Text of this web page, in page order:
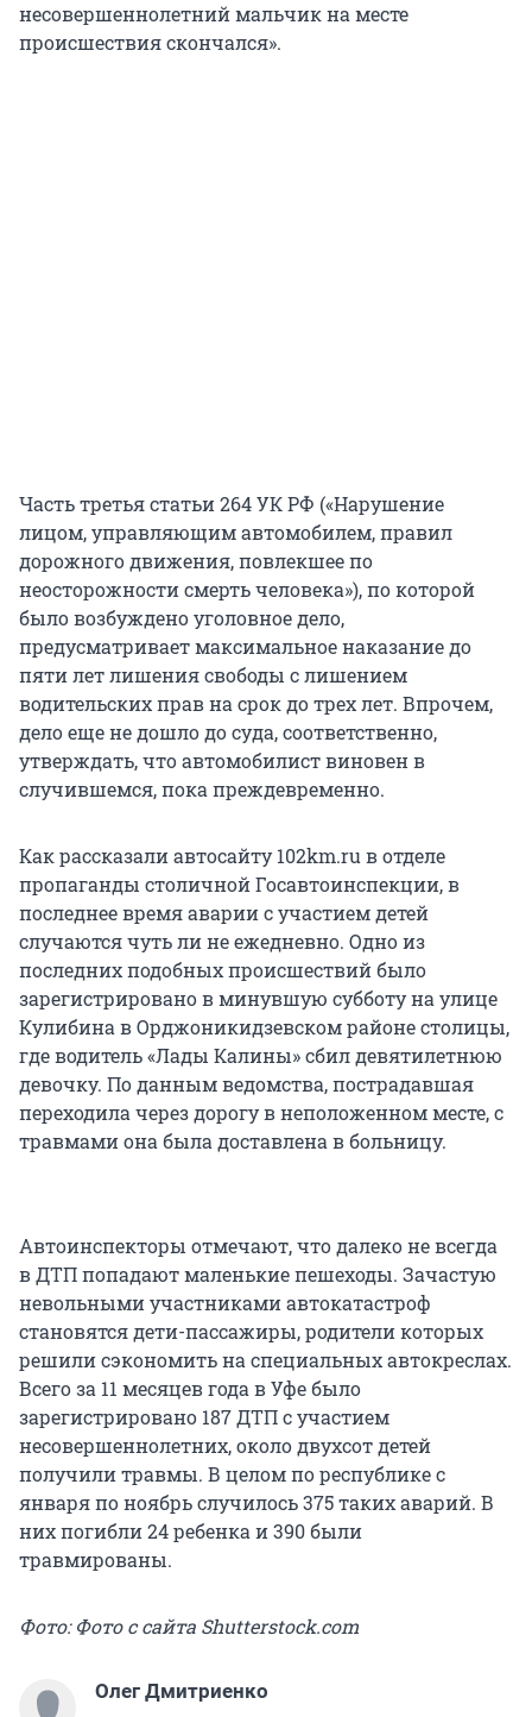
несовершеннолетний мальчик на месте
происшествия скончался».
Часть третья статьи 264 УК РФ («Нарушение
лицом, управляющим автомобилем, правил
дорожного движения, повлекшее по
неосторожности смерть человека»), по которой
было возбуждено уголовное дело,
предусматривает максимальное наказание до
пяти лет лишения свободы с лишением
водительских прав на срок до трех лет. Впрочем,
дело еще не дошло до суда, соответственно,
утверждать, что автомобилист виновен в
случившемся, пока преждевременно.
Как рассказали автосайту 102km.ru в отделе
пропаганды столичной Госавтоинспекции, в
последнее время аварии с участием детей
случаются чуть ли не ежедневно. Одно из
последних подобных происшествий было
зарегистрировано в минувшую субботу на улице
Кулибина в Орджоникидзевском районе столицы,
где водитель «Лады Калины» сбил девятилетнюю
девочку. По данным ведомства, пострадавшая
переходила через дорогу в неположенном месте, с
травмами она была доставлена в больницу.
Автоинспекторы отмечают, что далеко не всегда
в ДТП попадают маленькие пешеходы. Зачастую
невольными участниками автокатастроф
становятся дети-пассажиры, родители которых
решили сэкономить на специальных автокреслах.
Всего за 11 месяцев года в Уфе было
зарегистрировано 187 ДТП с участием
несовершеннолетних, около двухсот детей
получили травмы. В целом по республике с
января по ноябрь случилось 375 таких аварий. В
них погибли 24 ребенка и 390 были
травмированы.
Фото: Фото с сайта Shutterstock.com
Олег Дмитриенко